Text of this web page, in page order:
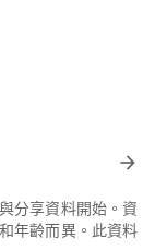
以分享他們的心理
arrow_forward
分享資料開始。資
年齡而異。此資料